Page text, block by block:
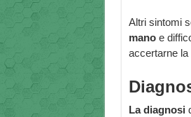
Altri sintomi
manoe
accertarne la
La diagnosi